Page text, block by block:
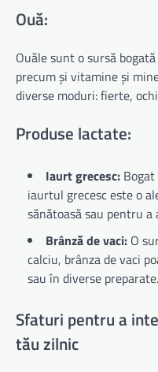
Ouă:
Ouăle sunt o sursă
precum și vitamine și
diverse moduri: fierte,
Produse lactate:
Iaurt grecesc:
iaurtul grecesc este o
sănătoasă sau pentru a
Brânză de vaci: O
calciu, brânza de vaci
sau în diverse preparate.
Sfaturi pentru a
tău zilnic